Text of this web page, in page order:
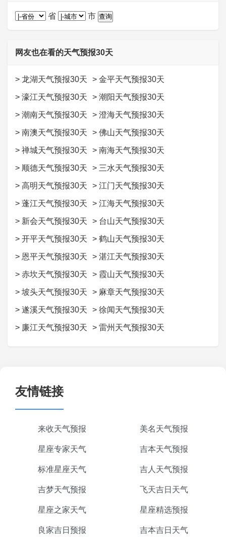
省 市
网友也在看的天气预报30天
> 龙湖天气预报30天 > 金平天气预报30天
> 濠江天气预报30天 > 潮阳天气预报30天
> 潮南天气预报30天 > 澄海天气预报30天
> 南澳天气预报30天 > 佛山天气预报30天
> 禅城天气预报30天 > 南海天气预报30天
> 顺德天气预报30天 > 三水天气预报30天
> 高明天气预报30天 > 江门天气预报30天
> 蓬江天气预报30天 > 江海天气预报30天
> 新会天气预报30天 > 台山天气预报30天
> 开平天气预报30天 > 鹤山天气预报30天
> 恩平天气预报30天 > 湛江天气预报30天
> 赤坎天气预报30天 > 霞山天气预报30天
> 坡头天气预报30天 > 麻章天气预报30天
> 遂溪天气预报30天 > 徐闻天气预报30天
> 廉江天气预报30天 > 雷州天气预报30天
友情链接
来收天气预报 美名天气预报
星座专家天气 吉本天气预报
标准星座天气 吉人天气预报
吉梦天气预报 飞天吉日天气
星座之家天气 星座精选预报
良家吉日预报 吉本吉日天气